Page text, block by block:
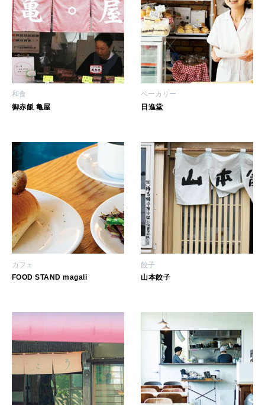
MAMA
ママもいろいろ
SUSTAINABLE
わたしができること
CULTURE
自分を耕す
WORK&MONEY
いい人生って？
MAGAZINE
2026年9月号「北海道 おいしく遊ぶ、夏のご褒美旅。」
2026年8月号『お茶の時間です。』
2026年7月号「鎌倉 ローカルが 教えてくれた 本当の歩き方。」
2026年6月号「大銀座 トレンドが生まれる 新しい一流店へ。」
MAGAZINE MOOK
和食
御赤飯 亀屋
ベーカリー
日進堂
カフェ
FOOD STAND magali
餃子
山本餃子